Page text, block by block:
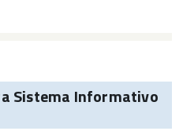
Sistema Informativo